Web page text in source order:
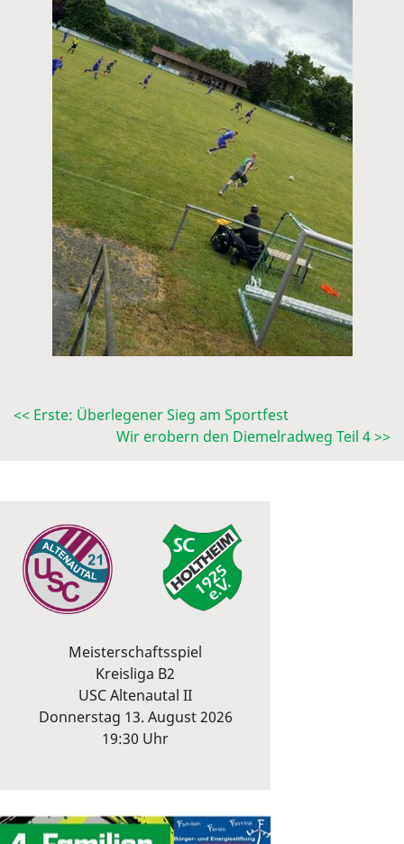
<< Erste: Überlegener Sieg am Sportfest
Wir erobern den Diemelradweg Teil 4 >>
Meisterschaftsspiel
Kreisliga B2
USC Altenautal II
Donnerstag 13. August 2026
19:30 Uhr